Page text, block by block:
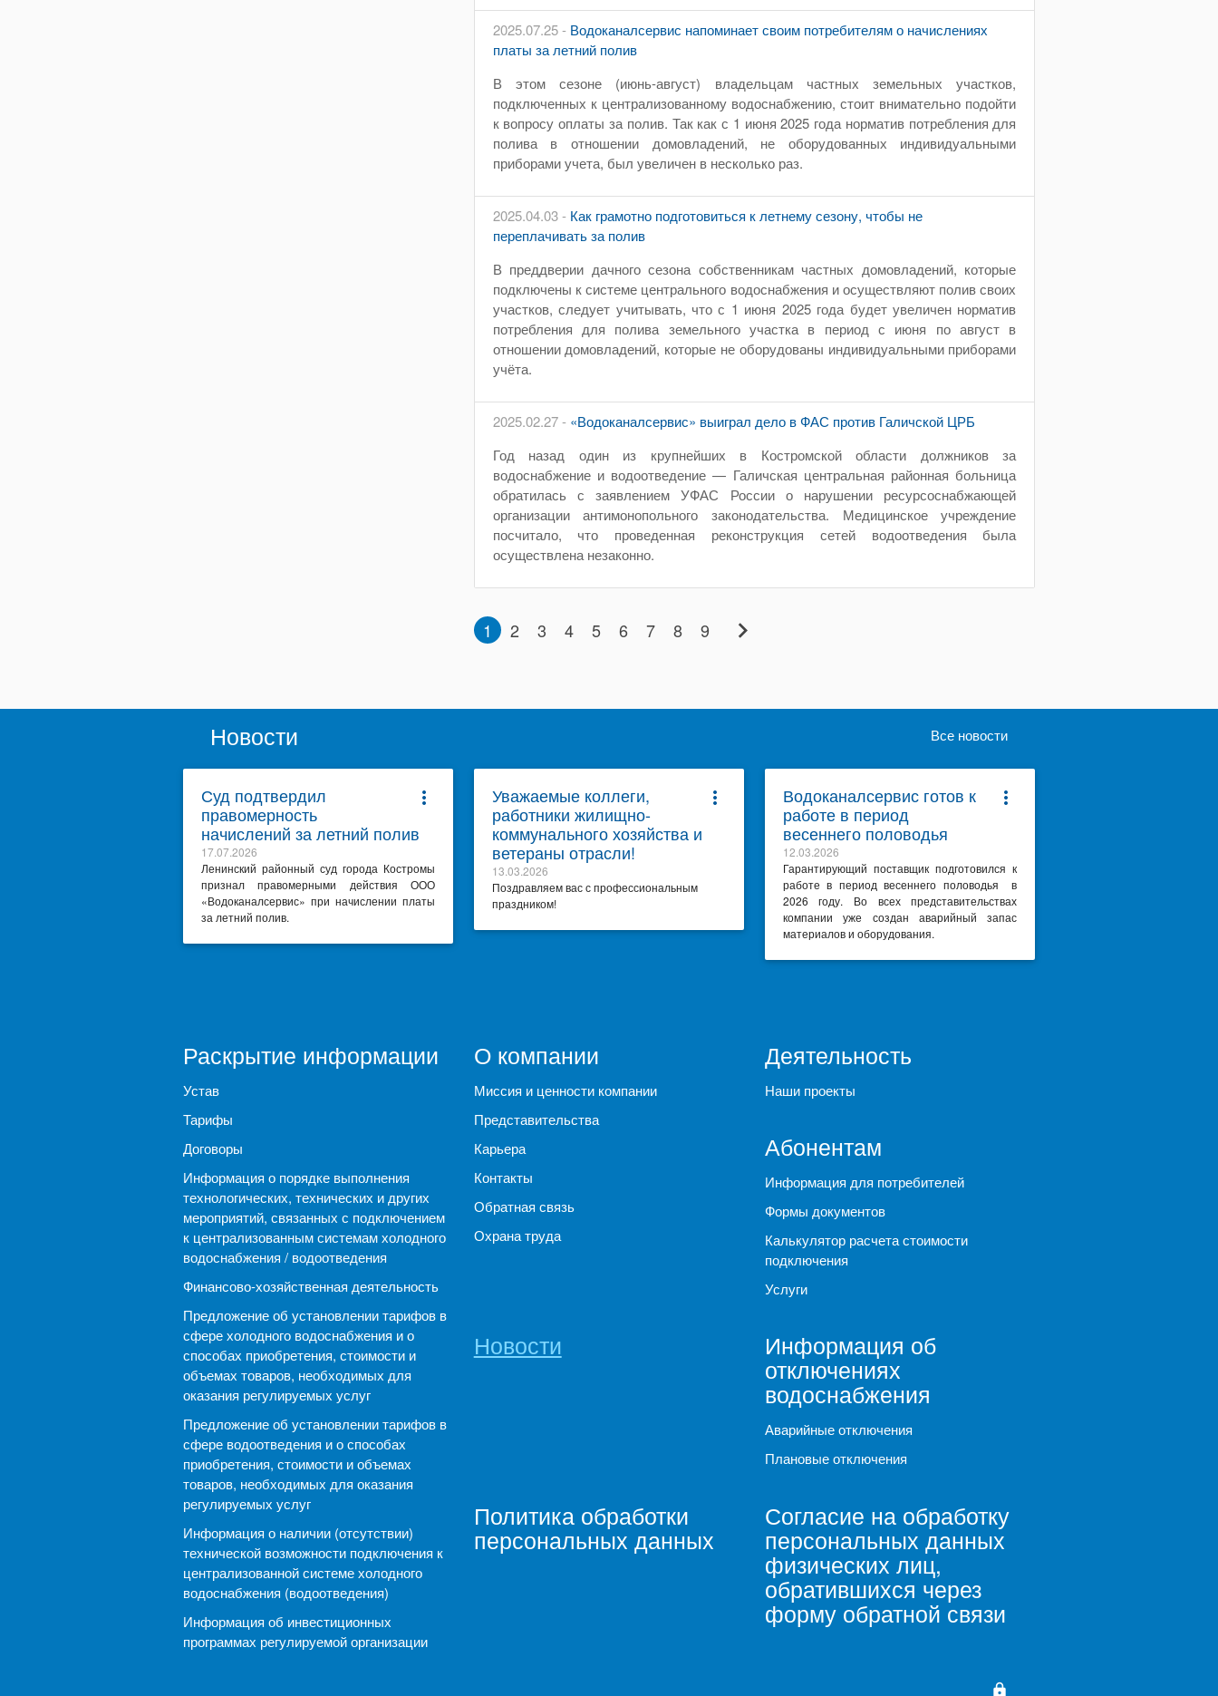
2025.07.25 - Водоканалсервис напоминает своим потребителям о начислениях
платы за летний полив
В этом сезоне (июнь-август) владельцам частных земельных участков,
подключенных к централизованному водоснабжению, стоит внимательно подойти
к вопросу оплаты за полив. Так как с 1 июня 2025 года норматив потребления для
полива в отношении домовладений, не оборудованных индивидуальными
приборами учета, был увеличен в несколько раз.
2025.04.03 - Как грамотно подготовиться к летнему сезону, чтобы не
переплачивать за полив
В преддверии дачного сезона собственникам частных домовладений, которые
подключены к системе центрального водоснабжения и осуществляют полив своих
участков, следует учитывать, что с 1 июня 2025 года будет увеличен норматив
потребления для полива земельного участка в период с июня по август в
отношении домовладений, которые не оборудованы индивидуальными приборами
учёта.
2025.02.27 - «Водоканалсервис» выиграл дело в ФАС против Галичской ЦРБ
Год назад один из крупнейших в Костромской области должников за
водоснабжение и водоотведение — Галичская центральная районная больница
обратилась с заявлением УФАС России о нарушении ресурсоснабжающей
организации антимонопольного законодательства. Медицинское учреждение
посчитало, что проведенная реконструкция сетей водоотведения была
осуществлена незаконно.
1 2 3 4 5 6 7 8 9 chevron_right
Новости Все новости
more_vert
Суд подтвердил
правомерность
начислений за летний полив
17.07.2026
Ленинский районный суд города Костромы
признал правомерными действия ООО
«Водоканалсервис» при начислении платы
за летний полив.
more_vert
Уважаемые коллеги,
работники жилищно-
коммунального хозяйства и
ветераны отрасли!
13.03.2026
Поздравляем вас с профессиональным
праздником!
more_vert
Водоканалсервис готов к
работе в период
весеннего половодья
12.03.2026
Гарантирующий поставщик подготовился к
работе в период весеннего половодья в
2026 году. Во всех представительствах
компании уже создан аварийный запас
материалов и оборудования.
Раскрытие информации
Устав
Тарифы
Договоры
Информация о порядке выполнения
технологических, технических и других
мероприятий, связанных с подключением
к централизованным системам холодного
водоснабжения / водоотведения
Финансово-хозяйственная деятельность
Предложение об установлении тарифов в
сфере холодного водоснабжения и о
способах приобретения, стоимости и
объемах товаров, необходимых для
оказания регулируемых услуг
Предложение об установлении тарифов в
сфере водоотведения и о способах
приобретения, стоимости и объемах
товаров, необходимых для оказания
регулируемых услуг
Информация о наличии (отсутствии)
технической возможности подключения к
централизованной системе холодного
водоснабжения (водоотведения)
Информация об инвестиционных
программах регулируемой организации
О компании
Миссия и ценности компании
Представительства
Карьера
Контакты
Обратная связь
Охрана труда
Деятельность
Наши проекты
Абонентам
Информация для потребителей
Формы документов
Калькулятор расчета стоимости
подключения
Услуги
Новости Информация об
отключениях
водоснабжения
Аварийные отключения
Плановые отключения
Политика обработки
персональных данных
Согласие на обработку
персональных данных
физических лиц,
обратившихся через
форму обратной связи
lock